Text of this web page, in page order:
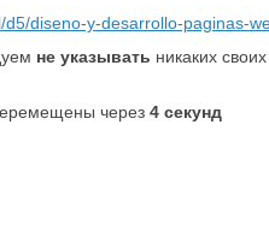
d5/diseno-y-desarrollo-paginas-
не указывать никаких
через 4секунд